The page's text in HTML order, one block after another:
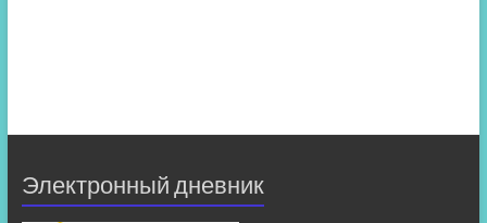
Электронный дневник